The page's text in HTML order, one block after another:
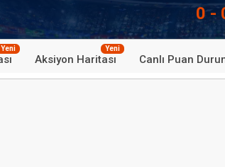
0 -
Yeni
Aksiyon Haritası
Yeni
Canlı Puan